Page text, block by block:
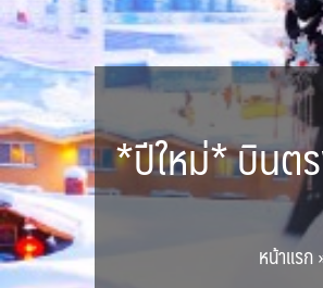
*ปีใหม่* บินต
หน้าแรก